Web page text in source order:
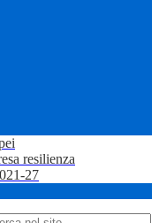
resilienza
27